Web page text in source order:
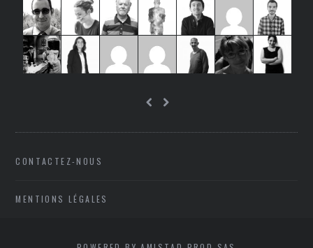
CONTACTEZ-NOUS
MENTIONS LÉGALES